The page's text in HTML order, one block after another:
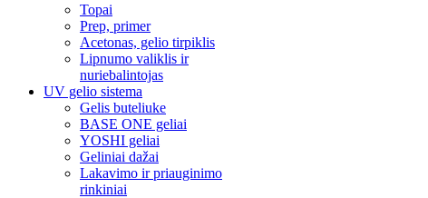
Topai
Prep, primer
Acetonas, gelio tirpiklis
Lipnumo valiklis ir
nuriebalintojas
UV gelio sistema
Gelis buteliuke
BASE ONE geliai
YOSHI geliai
Geliniai dažai
Lakavimo ir priauginimo
rinkiniai